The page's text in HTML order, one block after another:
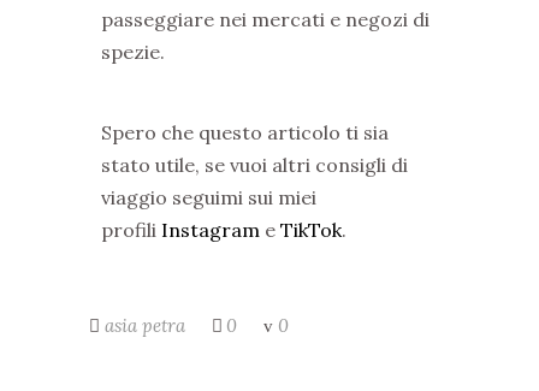
passeggiare nei mercati e negozi di
spezie.
Spero che questo articolo ti sia
stato utile, se vuoi altri consigli di
viaggio seguimi sui miei
profili Instagram e TikTok.
asia petra 0 0